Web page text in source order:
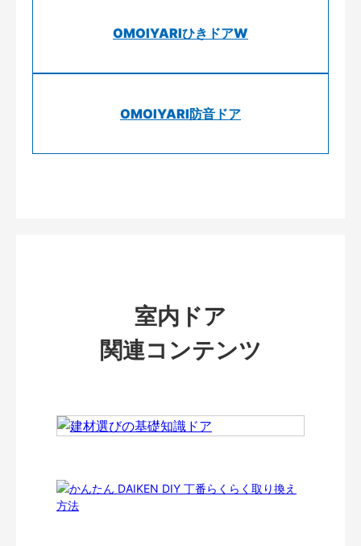
OMOIYARIひきドアW
OMOIYARI防音ドア
室内ドア
関連コンテンツ